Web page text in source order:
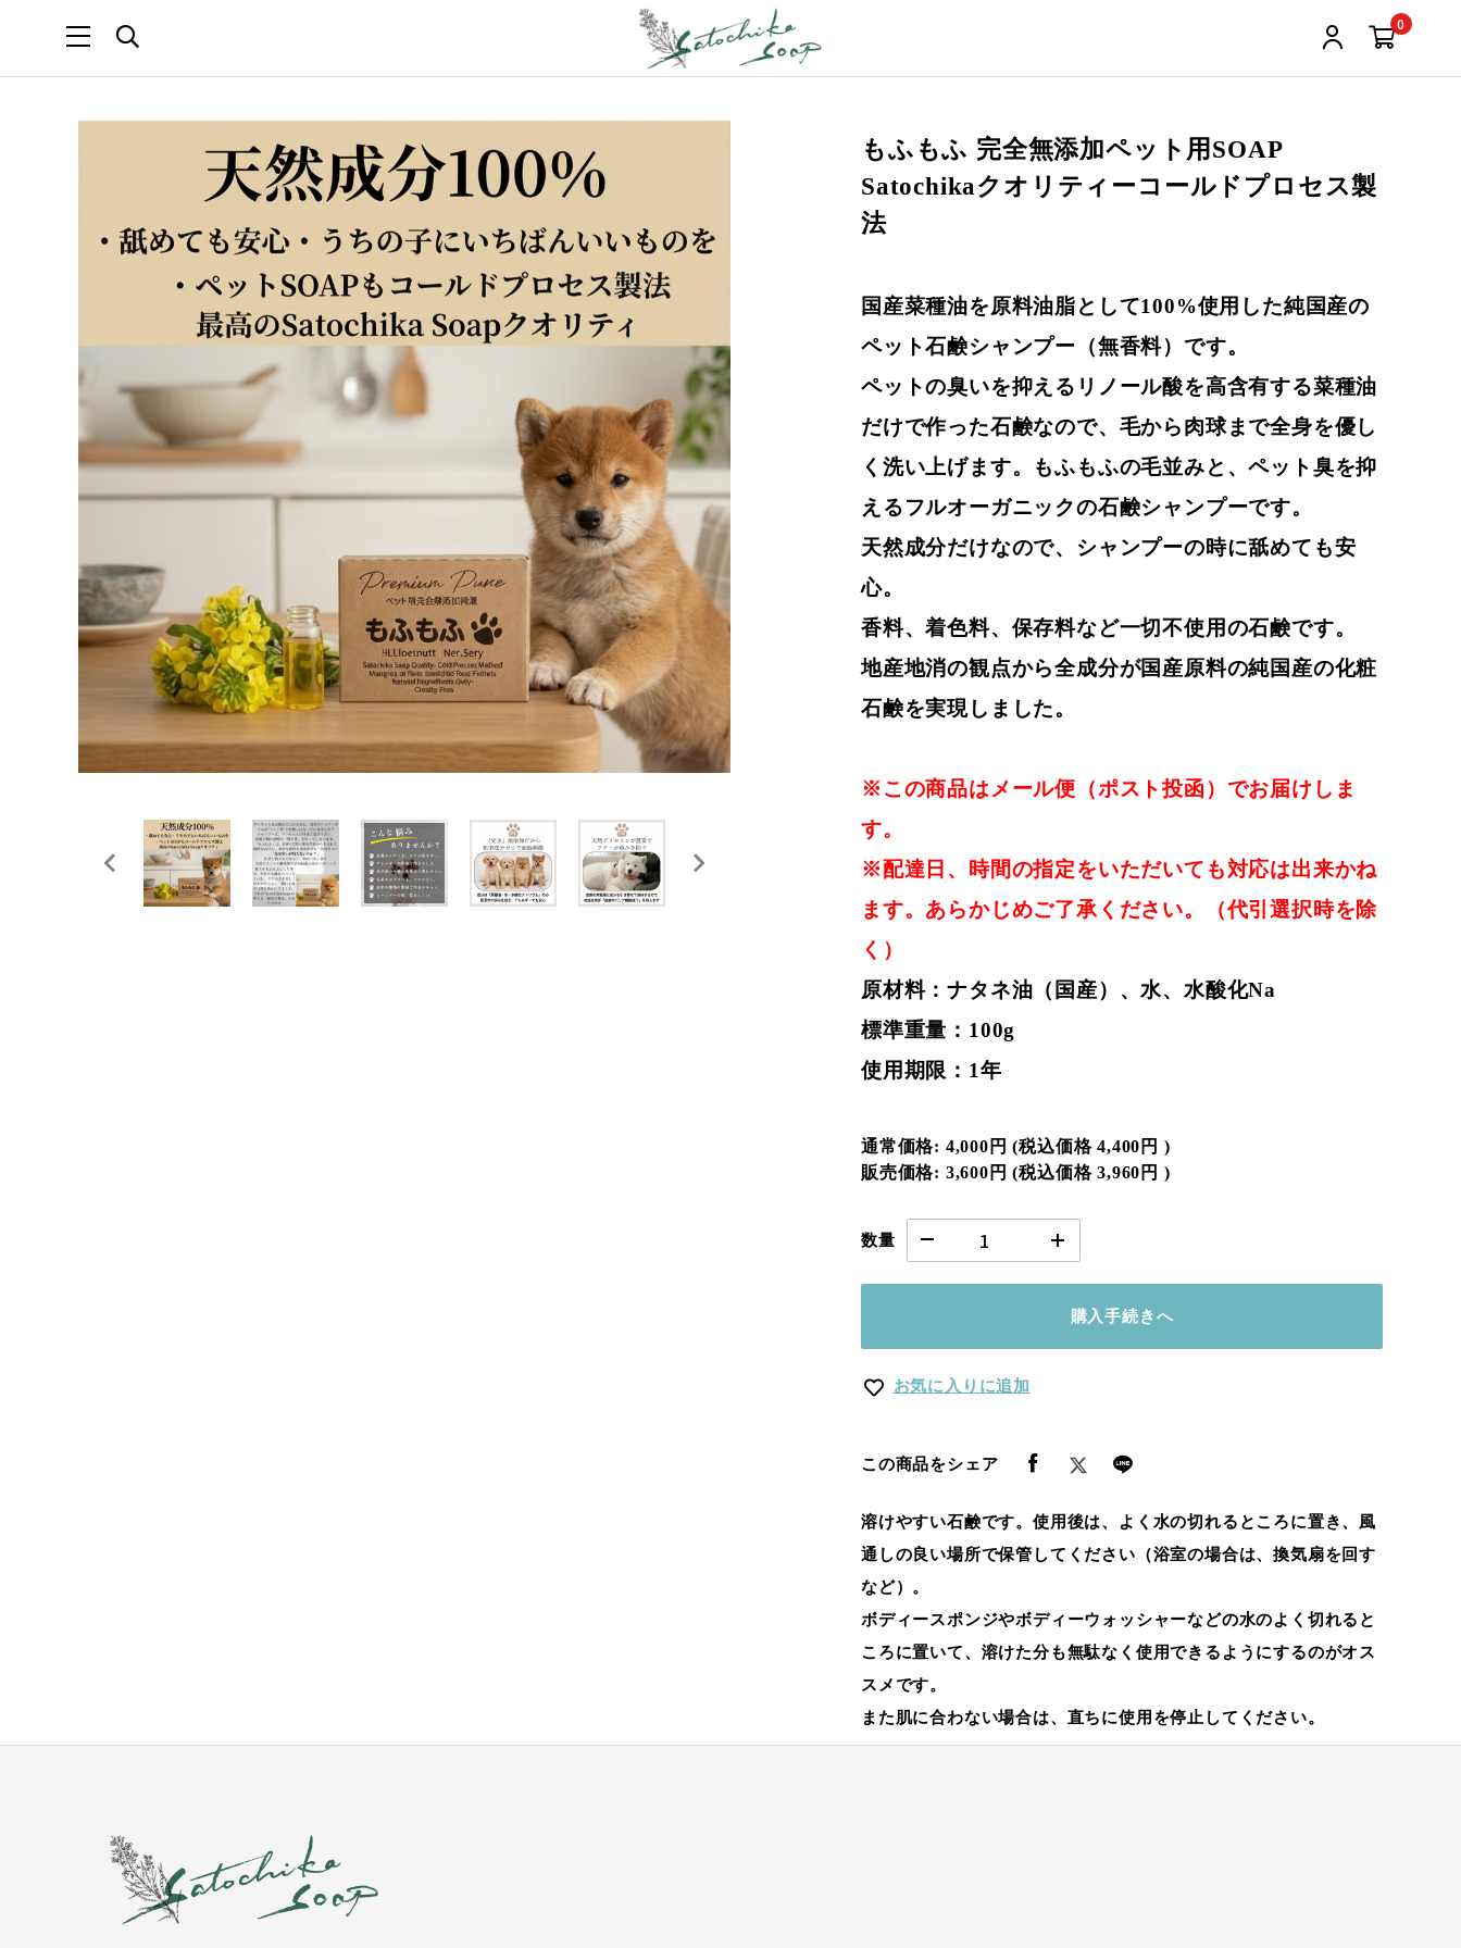
0
もふもふ 完全無添加ペット用SOAP
Satochikaクオリティーコールドプロセス製
法
国産菜種油を原料油脂として100%使用した純国産の
ペット石鹸シャンプー（無香料）です。
ペットの臭いを抑えるリノール酸を高含有する菜種油
だけで作った石鹸なので、毛から肉球まで全身を優し
く洗い上げます。もふもふの毛並みと、ペット臭を抑
えるフルオーガニックの石鹸シャンプーです。
天然成分だけなので、シャンプーの時に舐めても安
心。
香料、着色料、保存料など一切不使用の石鹸です。
地産地消の観点から全成分が国産原料の純国産の化粧
石鹸を実現しました。
※この商品はメール便（ポスト投函）でお届けしま
す。
※配達日、時間の指定をいただいても対応は出来かね
ます。あらかじめご了承ください。（代引選択時を除
く）
原材料：ナタネ油（国産）、水、水酸化Na
標準重量：100g
使用期限：1年
通常価格: 4,000円 (税込価格4,400円 )
販売価格: 3,600円 (税込価格3,960円 )
数量
購入手続きへ
お気に入りに追加
この商品をシェア
溶けやすい石鹸です。使用後は、よく水の切れるところに置き、風
通しの良い場所で保管してください（浴室の場合は、換気扇を回す
など）。
ボディースポンジやボディーウォッシャーなどの水のよく切れると
ころに置いて、溶けた分も無駄なく使用できるようにするのがオス
スメです。
また肌に合わない場合は、直ちに使用を停止してください。